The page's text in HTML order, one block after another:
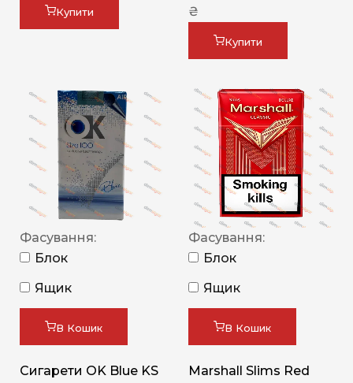
Купити
₴
Купити
Фасування:
Блок
Ящик
В Кошик
Сигарети OK Blue KS
Фасування:
Блок
Ящик
В Кошик
Marshall Slims Red